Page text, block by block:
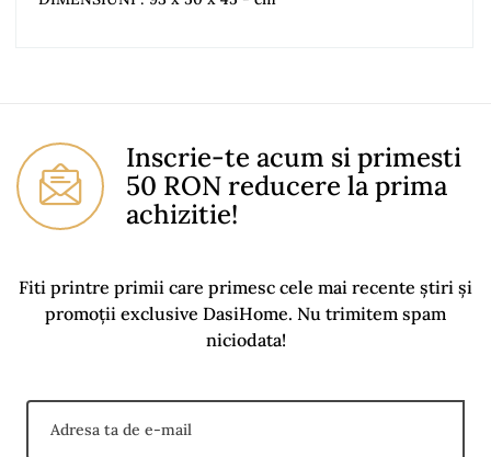
Nr. Colete 2 buc / 1 colet
You Must Login To Review
Inscrie-te acum si primesti
50 RON reducere la prima
achizitie!
Fiti printre primii care primesc cele mai recente știri și
promoții exclusive DasiHome. Nu trimitem spam
niciodata!